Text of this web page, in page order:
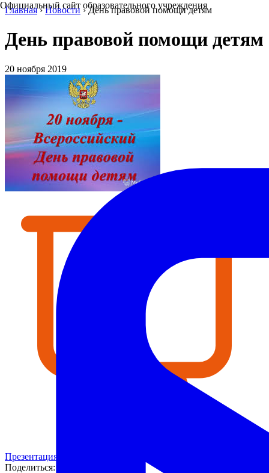
Официальный сайт образовательного учреждения
Главная › Новости › День правовой помощи детям
День правовой помощи детям
20 ноября 2019
Презентация на тему "День правовой помощи"
Поделиться: